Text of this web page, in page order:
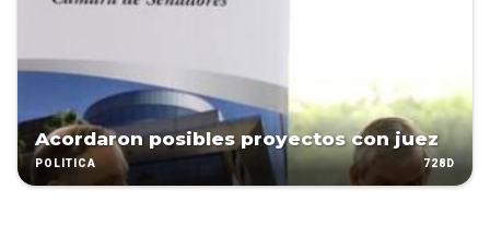
Acordaron posibles proyectos con juez
POLÍTICA 728D